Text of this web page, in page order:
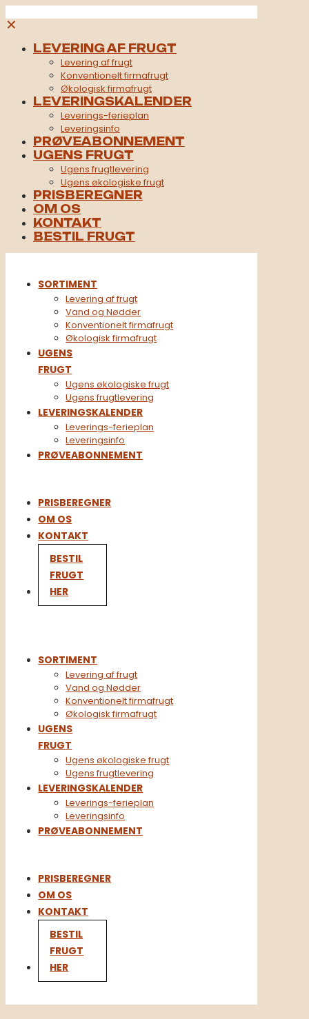
✕
LEVERING AF FRUGT
Levering af frugt
Konventionelt firmafrugt​
Økologisk firmafrugt
LEVERINGSKALENDER
Leverings-ferieplan
Leveringsinfo
PRØVEABONNEMENT
UGENS FRUGT
Ugens frugtlevering
Ugens økologiske frugt
PRISBEREGNER
OM OS
KONTAKT
BESTIL FRUGT
SORTIMENT
Levering af frugt
Vand og Nødder
Konventionelt firmafrugt​
Økologisk firmafrugt
UGENS
FRUGT
Ugens økologiske frugt
Ugens frugtlevering
LEVERINGSKALENDER
Leverings-ferieplan
Leveringsinfo
PRØVEABONNEMENT
PRISBEREGNER
OM OS
KONTAKT
BESTIL
FRUGT
HER
SORTIMENT
Levering af frugt
Vand og Nødder
Konventionelt firmafrugt​
Økologisk firmafrugt
UGENS
FRUGT
Ugens økologiske frugt
Ugens frugtlevering
LEVERINGSKALENDER
Leverings-ferieplan
Leveringsinfo
PRØVEABONNEMENT
PRISBEREGNER
OM OS
KONTAKT
BESTIL
FRUGT
HER